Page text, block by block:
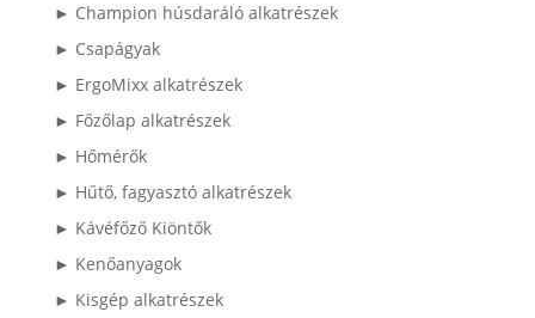
► Champion húsdaráló alkatrészek
► Csapágyak
► ErgoMixx alkatrészek
► Főzőlap alkatrészek
► Hőmérők
► Hűtő, fagyasztó alkatrészek
► Kávéfőző Kiöntők
► Kenőanyagok
► Kisgép alkatrészek